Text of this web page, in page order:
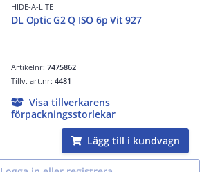
HIDE-A-LITE
DL Optic G2 Q ISO 6p Vit 927
Artikelnr:7475862
Tillv. art.nr:4481
Visa tillverkarens
förpackningsstorlekar
Lägg till i kundvagn